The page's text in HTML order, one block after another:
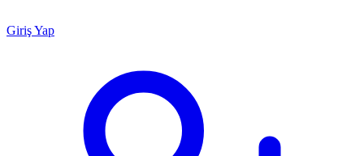
Giriş Yap